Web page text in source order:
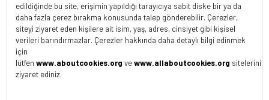
edildiğinde bu site, erişimin yapıldığı tarayıcıya sabit diske bir ya da
daha fazla çerez bırakma konusunda talep gönderebilir. Çerezler,
siteyi ziyaret eden kişilere ait isim, yaş, adres, cinsiyet gibi kişisel
verileri barındırmazlar. Çerezler hakkında daha detaylı bilgi edinmek
için
lütfen www.aboutcookies.org vewww.allaboutcookies.org sitelerini
ziyaret ediniz.